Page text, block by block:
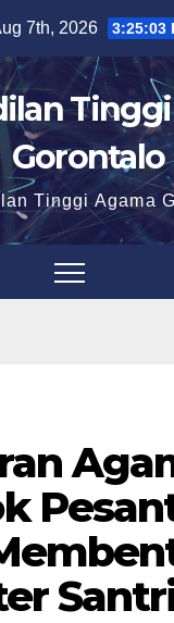
7th, 2026 3:25:03
Gorontalo
Tinggi Agama